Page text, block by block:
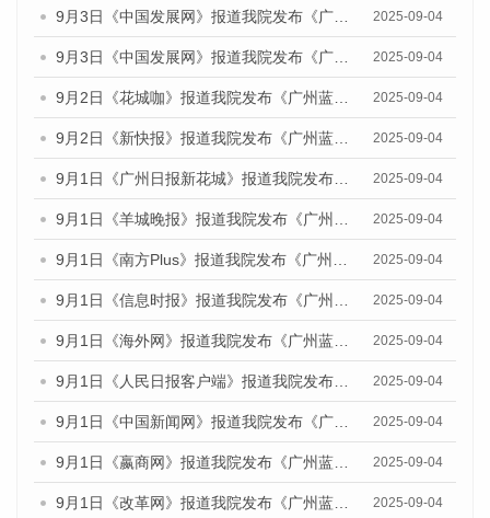
9月3日《中国发展网》报道我院发布《广州蓝皮书：广州国际商贸中心发展报告（2025）》的媒体文章 2025-09-04
9月3日《中国发展网》报道我院发布《广州蓝皮书：广州文化产业发展报告（2025）》的媒体文章 2025-09-04
9月2日《花城咖》报道我院发布《广州蓝皮书：广州文化产业发展报告（2025）》的媒体文章 2025-09-04
9月2日《新快报》报道我院发布《广州蓝皮书：广州文化产业发展报告（2025）》的媒体文章 2025-09-04
9月1日《广州日报新花城》报道我院发布《广州蓝皮书：广州文化产业发展报告（2025）》的媒体文章 2025-09-04
9月1日《羊城晚报》报道我院发布《广州蓝皮书：广州文化产业发展报告（2025）》的媒体文章 2025-09-04
9月1日《南方Plus》报道我院发布《广州蓝皮书：广州文化产业发展报告（2025）》的媒体文章 2025-09-04
9月1日《信息时报》报道我院发布《广州蓝皮书：广州文化产业发展报告（2025）》的媒体文章 2025-09-04
9月1日《海外网》报道我院发布《广州蓝皮书：广州文化产业发展报告（2025）》的媒体文章 2025-09-04
9月1日《人民日报客户端》报道我院发布《广州蓝皮书：广州文化产业发展报告（2025）》的媒体文章 2025-09-04
9月1日《中国新闻网》报道我院发布《广州蓝皮书：广州文化产业发展报告（2025）》的媒体文章 2025-09-04
9月1日《嬴商网》报道我院发布《广州蓝皮书：广州文化产业发展报告（2025）》的媒体文章 2025-09-04
9月1日《改革网》报道我院发布《广州蓝皮书：广州文化产业发展报告（2025）》的媒体文章 2025-09-04